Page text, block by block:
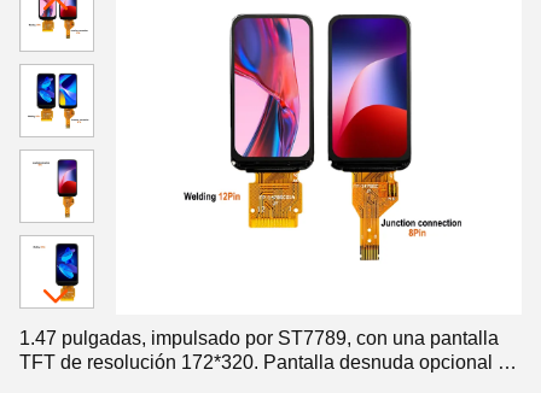
resolución 172*320. Pantalla desnuda opcional o módulo
de interfaz SPI
1.47 pulgadas, impulsado por ST7789, con una pantalla
TFT de resolución 172*320. Pantalla desnuda opcional o